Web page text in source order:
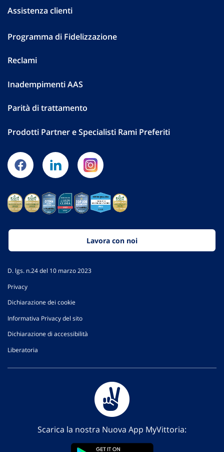
Assistenza clienti
Programma di Fidelizzazione
Reclami
Inadempimenti AAS
Parità di trattamento
Prodotti Partner e Specialisti Rami Preferiti
Lavora con noi
D. lgs. n.24 del 10 marzo 2023
Privacy
Dichiarazione dei cookie
Informativa Privacy del sito
Dichiarazione di accessibilità
Liberatoria
Scarica la nostra Nuova App MyVittoria: